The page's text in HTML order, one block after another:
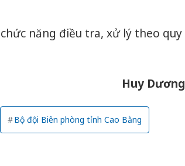
chức năng điều tra, xử lý theo quy
Huy Dương
Bộ đội Biên phòng tỉnh Cao Bằng